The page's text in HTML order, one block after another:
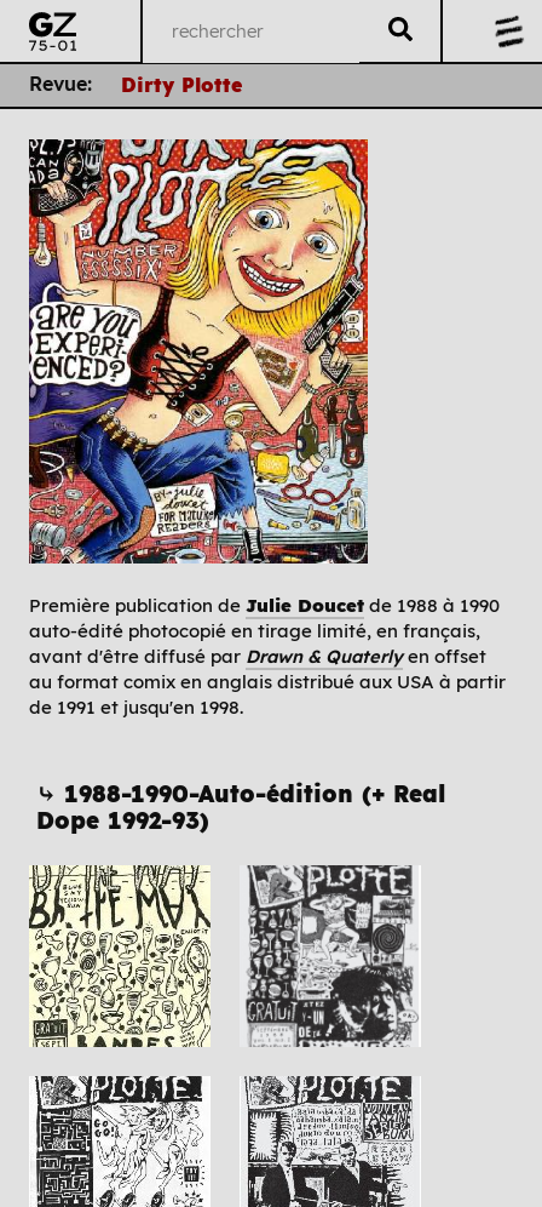
Revue: Dirty Plotte
Première publication de Julie Doucet de 1988 à 1990
auto-édité photocopié en tirage limité, en français,
avant d'être diffusé par Drawn & Quaterlyen offset
au format comix en anglais distribué aux USA à partir
de 1991 et jusqu'en 1998.
⤷ 1988-1990-Auto-édition (+ Real
Dope 1992-93)